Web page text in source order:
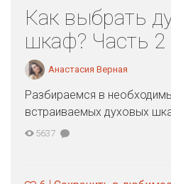
Как выбрать
шкаф? Часть 2
Анастасия Верная
Разбираемся в
встраиваемых духовых
5637